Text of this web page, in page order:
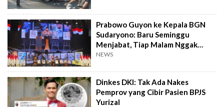
Prabowo Guyon ke Kepala BGN
Sudaryono: Baru Seminggu
Menjabat, Tiap Malam Nggak
Tidur
NEWS
Dinkes DKI: Tak Ada Nakes
Pemprov yang Cibir Pasien BPJS
Yurizal